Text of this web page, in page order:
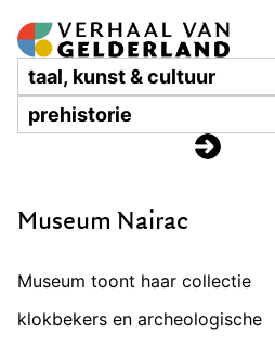
Museum Nairac
Museum toont haar collectie
klokbekers en archeologische